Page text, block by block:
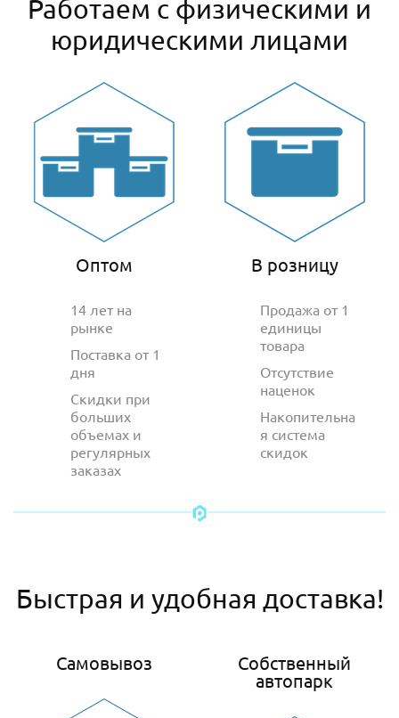
Работаем с физическими и
юридическими лицами
Оптом
14 лет на
рынке
Поставка от 1
дня
Скидки при
больших
объемах и
регулярных
заказах
В розницу
Продажа от 1
единицы
товара
Отсутствие
наценок
Накопительна
я система
скидок
Быстрая и удобная доставка!
Самовывоз
Собственный
автопарк